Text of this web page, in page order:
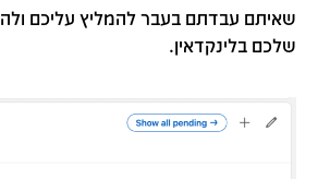
שאיתם עבדתם בעבר להמליץ עליכם
שלכם בלינקדאין.